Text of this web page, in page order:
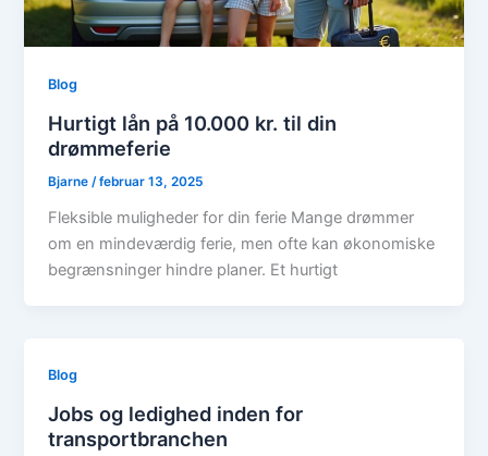
Blog
Hurtigt lån på 10.000 kr. til din
drømmeferie
Bjarne /februar 13, 2025
Fleksible muligheder for din ferie Mange drømmer
om en mindeværdig ferie, men ofte kan økonomiske
begrænsninger hindre planer. Et hurtigt
Blog
Jobs og ledighed inden for
transportbranchen